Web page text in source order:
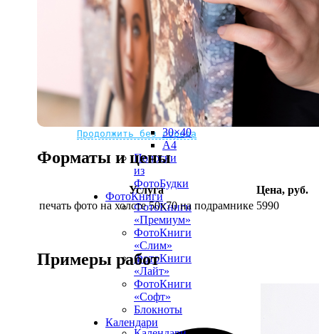
Не нашли Ваш город?
Мы доставляем по всему миру
Продолжить без города
рамке
10х10
10×15
13×18
15×15
15×20
20×20
20×30
30×30
30×40
A4
Полоски
из
ФотоБудки
ФотоКниги
ФотоКниги
«Премиум»
ФотоКниги
«Слим»
ФотоКниги
«Лайт»
ФотоКниги
«Софт»
Блокноты
Календари
Форматы и цены
Услуга
Цена, руб.
печать фото на холсте 50х70 на подрамнике 5990
Примеры работ